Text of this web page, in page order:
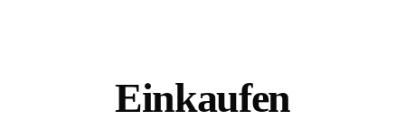
Einkaufen